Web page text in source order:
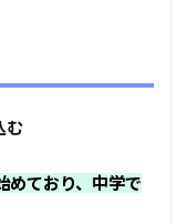
む
めており、中学で